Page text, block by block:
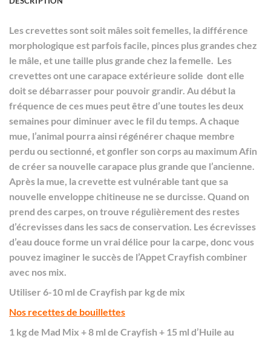
Les crevettes sont soit mâles soit femelles, la différence
morphologique est parfois facile, pinces plus grandes chez
le mâle, et une taille plus grande chez la femelle. Les
crevettes ont une carapace extérieure solide dont elle
doit se débarrasser pour pouvoir grandir. Au début la
fréquence de ces mues peut être d’une toutes les deux
semaines pour diminuer avec le fil du temps. A chaque
mue, l’animal pourra ainsi régénérer chaque membre
perdu ou sectionné, et gonfler son corps au maximum Afin
de créer sa nouvelle carapace plus grande que l’ancienne.
Après la mue, la crevette est vulnérable tant que sa
nouvelle enveloppe chitineuse ne se durcisse. Quand on
prend des carpes, on trouve régulièrement des restes
d’écrevisses dans les sacs de conservation. Les écrevisses
d’eau douce forme un vrai délice pour la carpe, donc vous
pouvez imaginer le succès de l’Appet Crayfish combiner
avec nos mix.
Utiliser 6-10 ml de Crayfish par kg de mix
Nos recettes de bouillettes
1 kg de Mad Mix + 8 ml de Crayfish + 15 ml d’Huile au